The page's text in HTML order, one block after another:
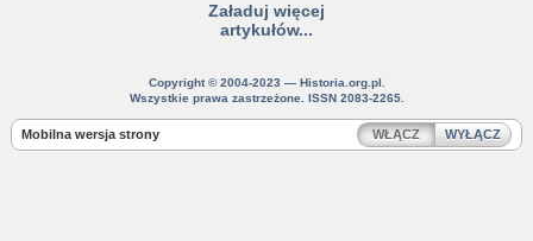
Załaduj więcej
artykułów...
Copyright © 2004-2023 — Historia.org.pl.
Wszystkie prawa zastrzeżone. ISSN 2083-2265.
Mobilna wersja strony WŁĄCZ WYŁĄCZ